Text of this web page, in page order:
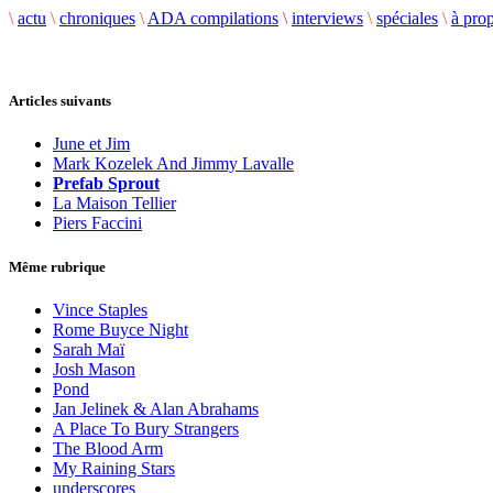
\ actu \ chroniques \ ADA compilations \ interviews \ spéciales \ à
Articles suivants
June et Jim
Mark Kozelek And Jimmy Lavalle
Prefab Sprout
La Maison Tellier
Piers Faccini
Même rubrique
Vince Staples
Rome Buyce Night
Sarah Maï
Josh Mason
Pond
Jan Jelinek & Alan Abrahams
A Place To Bury Strangers
The Blood Arm
My Raining Stars
underscores